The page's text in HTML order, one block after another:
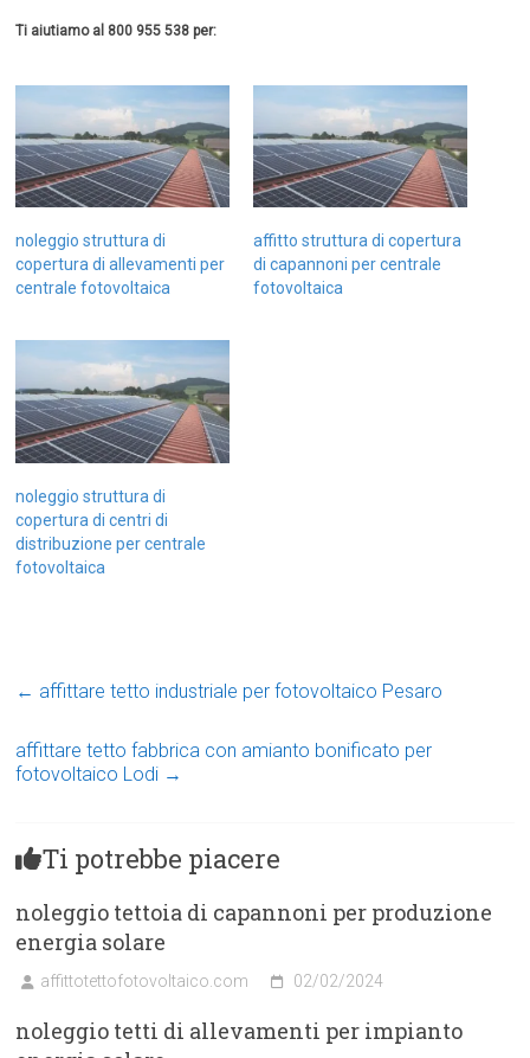
Ti aiutiamo al 800 955 538 per:
noleggio struttura di
copertura di allevamenti per
centrale fotovoltaica
affitto struttura di copertura
di capannoni per centrale
fotovoltaica
noleggio struttura di
copertura di centri di
distribuzione per centrale
fotovoltaica
← affittare tetto industriale per fotovoltaico Pesaro
affittare tetto fabbrica con amianto bonificato per
fotovoltaico Lodi →
Ti potrebbe piacere
noleggio tettoia di capannoni per produzione
energia solare
affittotettofotovoltaico.com 02/02/2024
noleggio tetti di allevamenti per impianto